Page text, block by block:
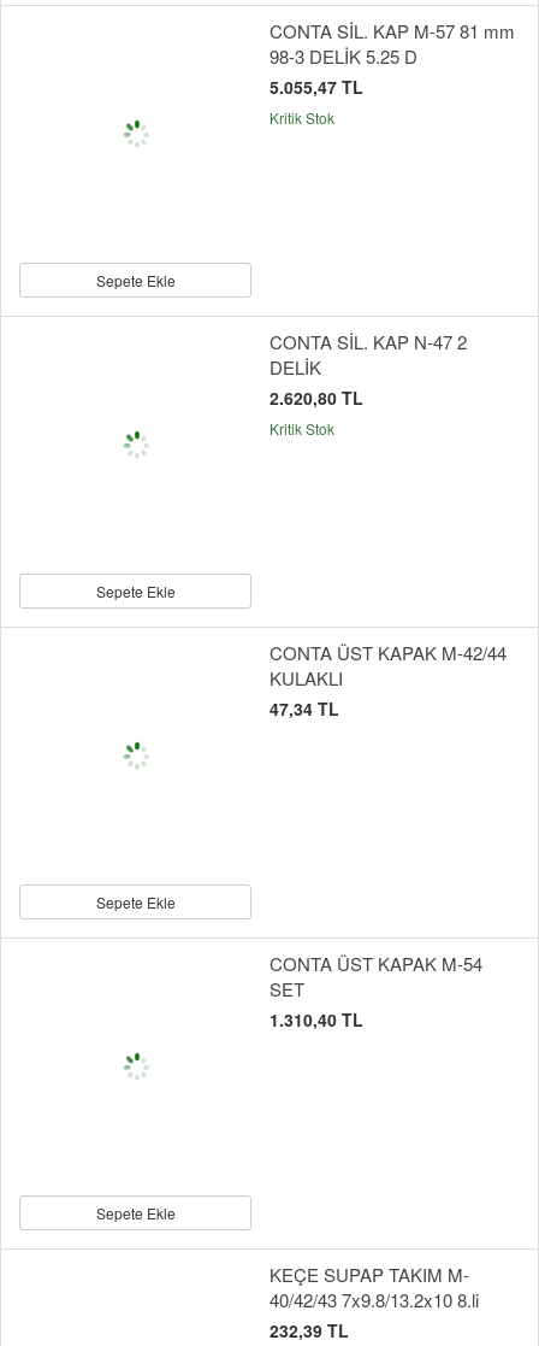
Sepete Ekle
CONTA SİL. KAP M-57 81 mm
98-3 DELİK 5.25 D
5.055,47 TL
Kritik Stok
Sepete Ekle
CONTA SİL. KAP N-47 2
DELİK
2.620,80 TL
Kritik Stok
Sepete Ekle
CONTA ÜST KAPAK M-42/44
KULAKLI
47,34 TL
Sepete Ekle
CONTA ÜST KAPAK M-54
SET
1.310,40 TL
KEÇE SUPAP TAKIM M-
40/42/43 7x9.8/13.2x10 8.li
232,39 TL